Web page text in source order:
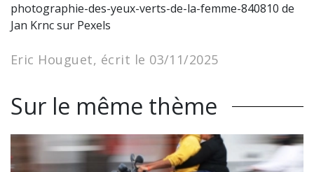
photographie-des-yeux-verts-de-la-femme-840810 de
Jan Krnc sur Pexels
Eric Houguet, écrit le 03/11/2025
Sur le même thème